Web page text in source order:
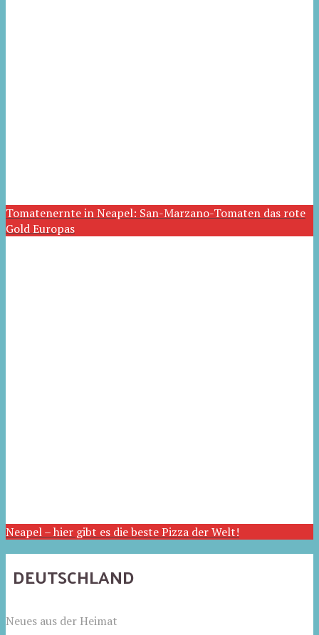
Tomatenernte in Neapel: San-Marzano-Tomaten das rote
Gold Europas
Neapel – hier gibt es die beste Pizza der Welt!
DEUTSCHLAND
Neues aus der Heimat